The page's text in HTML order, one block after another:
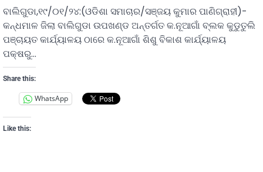
ବାଲିଗୁଡା,୧୯/୦୧/୨୪:(ଓଡିଶା ସମାଚାର/ସଞ୍ଜୟ କୁମାର ପାଣିଗ୍ରାହୀ)-
କନ୍ଧମାଳ ଜିଲା ବାଲିଗୁଡା ଉପଖଣ୍ଡ ଅନ୍ତର୍ଗତ କ.ନୂଆଗାଁ ବ୍ଲକ କୁଡୁତୁଲି
ପଞ୍ଚାୟତ କାର୍ଯ୍ୟାଳୟ ଠାରେ କ.ନୂଆଗାଁ ଶିଶୁ ବିକାଶ କାର୍ଯ୍ୟାଳୟ
ପକ୍ଷରୁ…
Share this:
WhatsApp
Like this: